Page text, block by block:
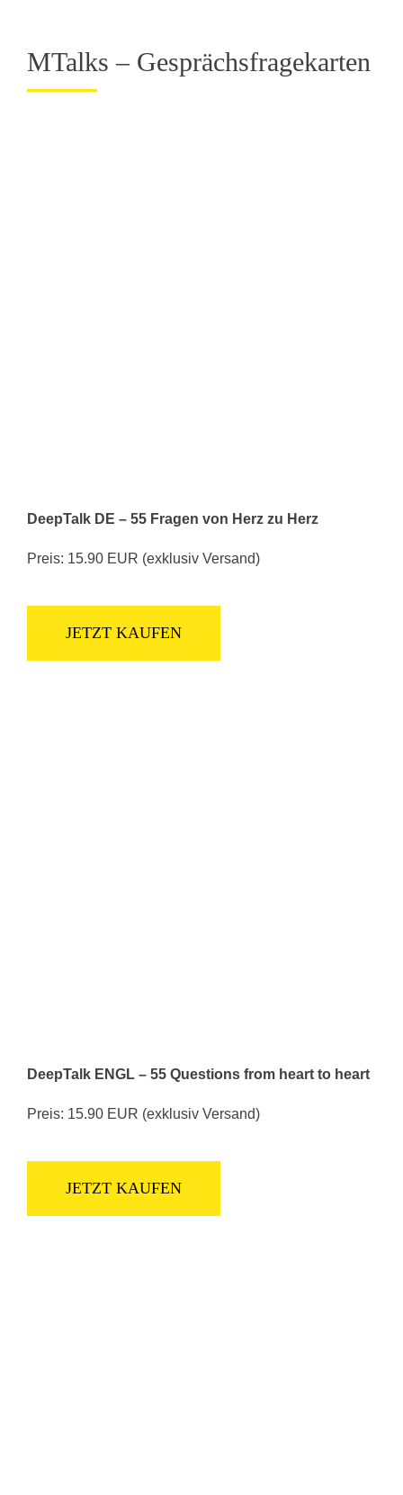
MTalks – Gesprächsfragekarten
DeepTalk DE – 55 Fragen von Herz zu Herz
Preis: 15.90 EUR (exklusiv Versand)
JETZT KAUFEN
DeepTalk ENGL – 55 Questions from heart to heart
Preis: 15.90 EUR (exklusiv Versand)
JETZT KAUFEN